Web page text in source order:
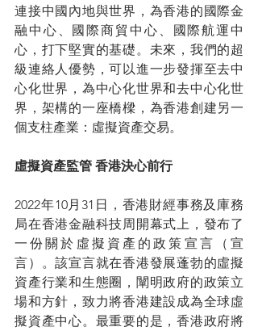
連接中國內地與世界，為香港的國際金
融中心、國際商貿中心、國際航運中
心，打下堅實的基礎。未來，我們的超
級連絡人優勢，可以進一步發揮至去中
心化世界，為中心化世界和去中心化世
界，架構的一座橋樑，為香港創建另一
個支柱產業：虛擬資產交易。
虛擬資產監管 香港決心前行
2022年10月31日，香港財經事務及庫務
局在香港金融科技周開幕式上，發布了
一份關於虛擬資產的政策宣言（宣
言）。該宣言就在香港發展蓬勃的虛擬
資產行業和生態圈，闡明政府的政策立
場和方針，致力將香港建設成為全球虛
擬資產中心。最重要的是，香港政府將